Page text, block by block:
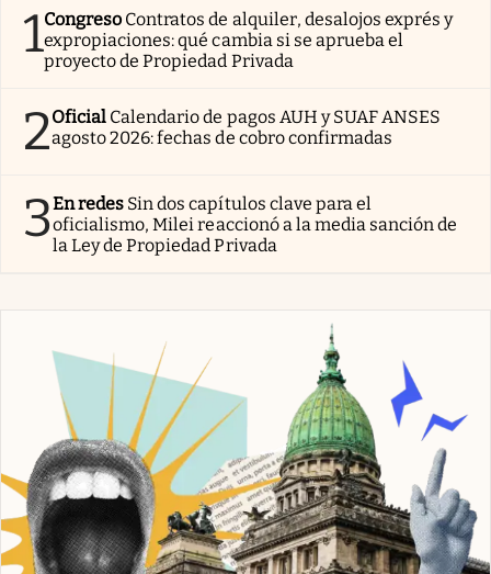
1Congreso Contratos de alquiler, desalojos exprés y
expropiaciones: qué cambia si se aprueba el
proyecto de Propiedad Privada
2Oficial Calendario de pagos AUH y SUAF ANSES
agosto 2026: fechas de cobro confirmadas
3En redes Sin dos capítulos clave para el
oficialismo, Milei reaccionó a la media sanción de
la Ley de Propiedad Privada